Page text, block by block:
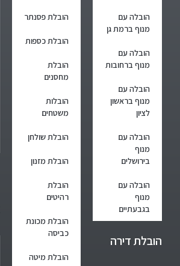
הובלה עם
מנוף ברמת גן
הובלה עם
מנוף ברחובות
הובלה עם
מנוף בראשון
לציון
הובלה עם
מנוף
בירושלים
הובלה עם
מנוף
בגבעתיים
הובלת דירה
הובלת פסנתר
הובלת כספות
הובלת
מחסנים
הובלות
משטחים
הובלת שולחן
הובלת מזנון
הובלת
רהיטים
הובלת מכונת
כביסה
הובלת מיטה